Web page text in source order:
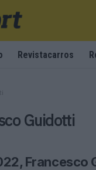
Revistacarros
Guidotti
Francesco